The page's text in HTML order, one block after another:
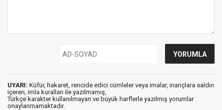
UYARI: Küfür, hakaret, rencide edici cümleler veya imalar, inançlara saldırı
içeren, imla kuralları ile yazılmamış,
Türkçe karakter kullanılmayan ve büyük harflerle yazılmış yorumlar
onaylanmamaktadır.